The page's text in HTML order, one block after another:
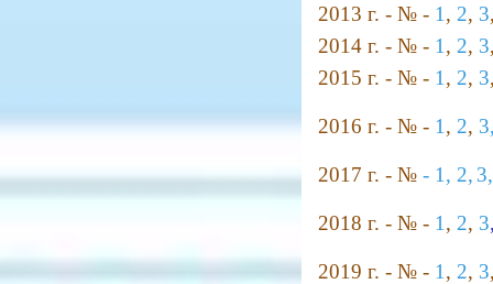
2013 г. - № - 1 , 2, 3
2014 г. - № - 1 , 2, 3
2015 г. - № - 1 , 2, 3
2016 г. - № - 1 , 2,
2017 г. - № - 1, 2, 3,
2018 г. - № - 1 , 2, 3
2019 г. - № - 1 , 2, 3